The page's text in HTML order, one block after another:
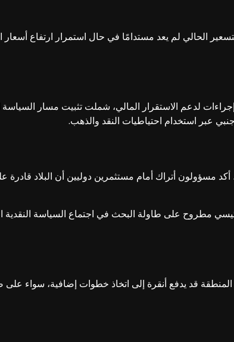
الحالي لم يعد مستدامًا في حال استمرار ارتفاع أسعار
مسؤولون أتراك أمام مستثمرين دوليين أن البلاد قادرة
مطروح على طاولة البحث في اجتماع السياسة النقدية
قد يدفع أنقرة إلى اتخاذ خطوات إضافية، سواء على